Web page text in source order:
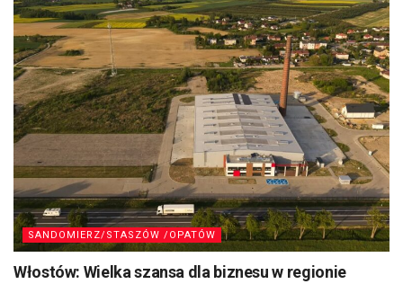
SANDOMIERZ/STASZÓW /OPATÓW
Włostów: Wielka szansa dla biznesu w regionie